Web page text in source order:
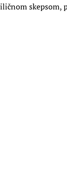
skepsom,